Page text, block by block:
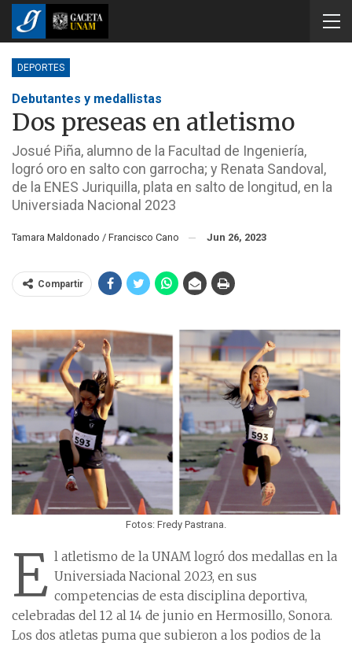
DEPORTES
Debutantes y medallistas
Dos preseas en atletismo
Josué Piña, alumno de la Facultad de Ingeniería,
logró oro en salto con garrocha; y Renata Sandoval,
de la ENES Juriquilla, plata en salto de longitud, en la
Universiada Nacional 2023
Tamara Maldonado / Francisco Cano Jun 26, 2023
Compartir
Fotos: Fredy Pastrana.
E l atletismo de la UNAM logró dos medallas en la
Universiada Nacional 2023, en sus
competencias de esta disciplina deportiva,
celebradas del 12 al 14 de junio en Hermosillo, Sonora.
Los dos atletas puma que subieron a los podios de la